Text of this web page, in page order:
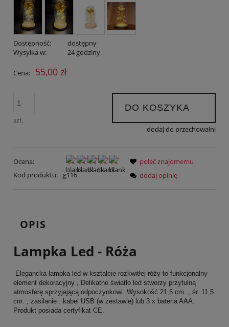
Dostępność:
dostępny
Wysyłka w:
24 godziny
Cena: 55,00 zł
szt.
DO KOSZYKA
dodaj do przechowalni
Ocena:
Kod produktu:
g116
poleć znajomemu
dodaj opinię
OPIS
Lampka Led - Róża
Elegancka lampka led w kształcie rozkwitłej róży to funkcjonalny
element dekoracyjny , Delikatne światło led stworzy przytulną
atmosferę sprzyjającą odpoczynkowi. Wysokość 21,5 cm. , śr. 11,5
cm. , zasilanie : kabel USB (w zestawie) lub 3 x bateria AAA.
Produkt posiada certyfikat CE.